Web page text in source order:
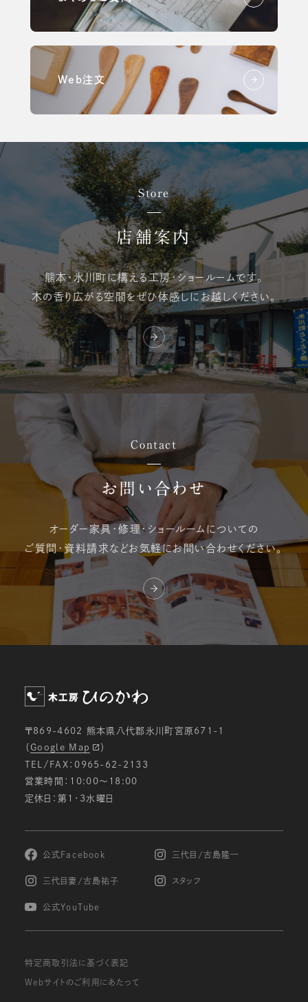
Web注文
Store
店舗案内
熊本・氷川町に構える工房・ショールームです。
木の香り広がる空間をぜひ体感しにお越しください。
Contact
お問い合わせ
オーダー家具・修理・ ショールームについての
ご質問・資料請求などお気軽にお問い合わせください。
〒869-4602 熊本県八代郡氷川町宮原671-1
（ Google Map
）
TEL/FAX：0965-62-2133
営業時間：10:00〜18:00
定休日：第1・3水曜日
公式Facebook 三代目/古島隆一
三代目妻/古島祐子 スタッフ
公式YouTube
特定商取引法に基づく表記
Webサイトのご利用にあたって